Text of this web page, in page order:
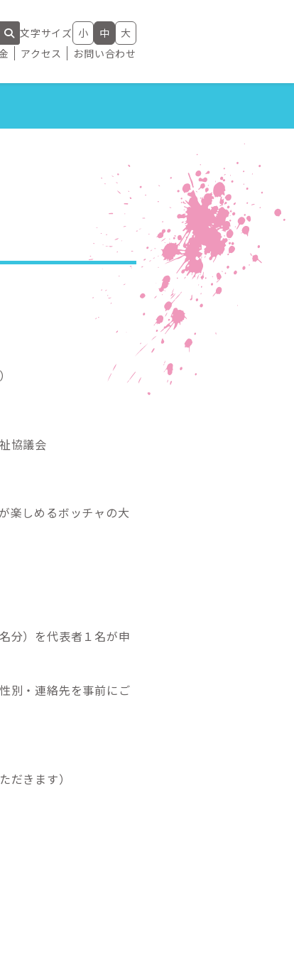
文字サイズ 小 中
大
アクセス お問い合わせ
協議会
しめるボッチャの大
）を代表者１名が申
連絡先を事前にご
きます）